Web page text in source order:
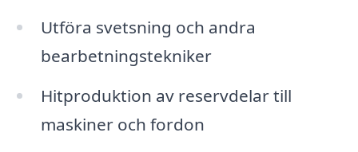
Utföra svetsning och andra
bearbetningstekniker
Hitproduktion av reservdelar till
maskiner och fordon